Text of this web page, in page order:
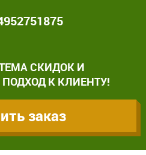
СКИДОК И
К КЛИЕНТУ!
заказ